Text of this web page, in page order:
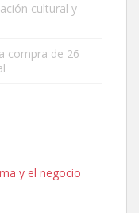
cultural y
compra de 26
y el negocio